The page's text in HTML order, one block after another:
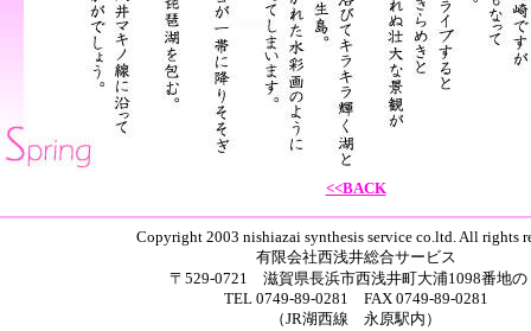
<<BACK
Copyright 2003 nishiazai synthesis service co.ltd. All rights
有限会社西浅井総合サービス
〒529-0721 滋賀県長浜市西浅井町大浦1098番地の
TEL 0749-89-0281 FAX 0749-89-0281
（JR湖西線 永原駅内）